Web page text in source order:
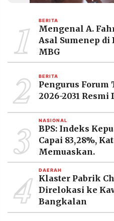
RESOLUSI
PRAMUDITA
2026
PT.
MEDIA
PRAMUDITA
1 BERITA
Mengenal A.
Asal Sumenep
MBG
2 BERITA
Pengurus Forum
2026-2031
3 NASIONAL
BPS: Indeks
Capai 83,28%,
Memuaskan.
4 DAERAH
Klaster Pabrik
Direlokasi ke
Bangkalan